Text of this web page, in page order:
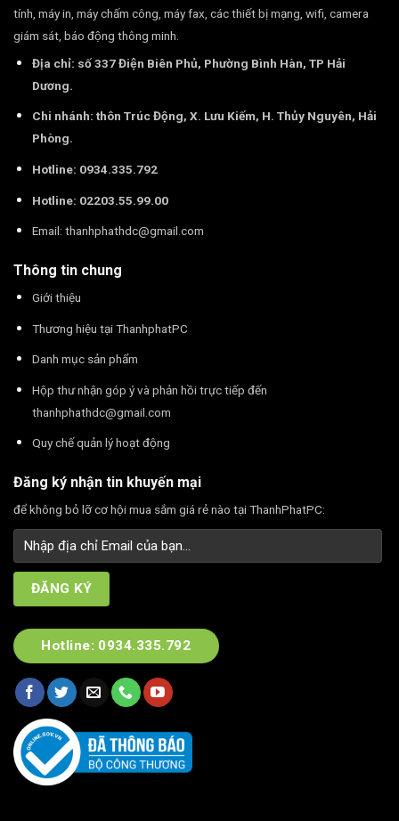
tính, máy in, máy chấm công, máy fax, các thiết bị mạng, wifi, camera
giám sát, báo động thông minh.
Địa chỉ: số 337 Điện Biên Phủ, Phường Bình Hàn, TP Hải
Dương.
Chi nhánh: thôn Trúc Động, X. Lưu Kiếm, H. Thủy Nguyên, Hải
Phòng.
Hotline: 0934.335.792
Hotline: 02203.55.99.00
Email: thanhphathdc@gmail.com
Thông tin chung
Giới thiệu
Thương hiệu tại ThanhphatPC
Danh mục sản phẩm
Hộp thư nhận góp ý và phản hồi trực tiếp đến
thanhphathdc@gmail.com
Quy chế quản lý hoạt động
Đăng ký nhận tin khuyến mại
để không bỏ lỡ cơ hội mua sắm giá rẻ nào tại ThanhPhatPC:
Hotline: 0934.335.792